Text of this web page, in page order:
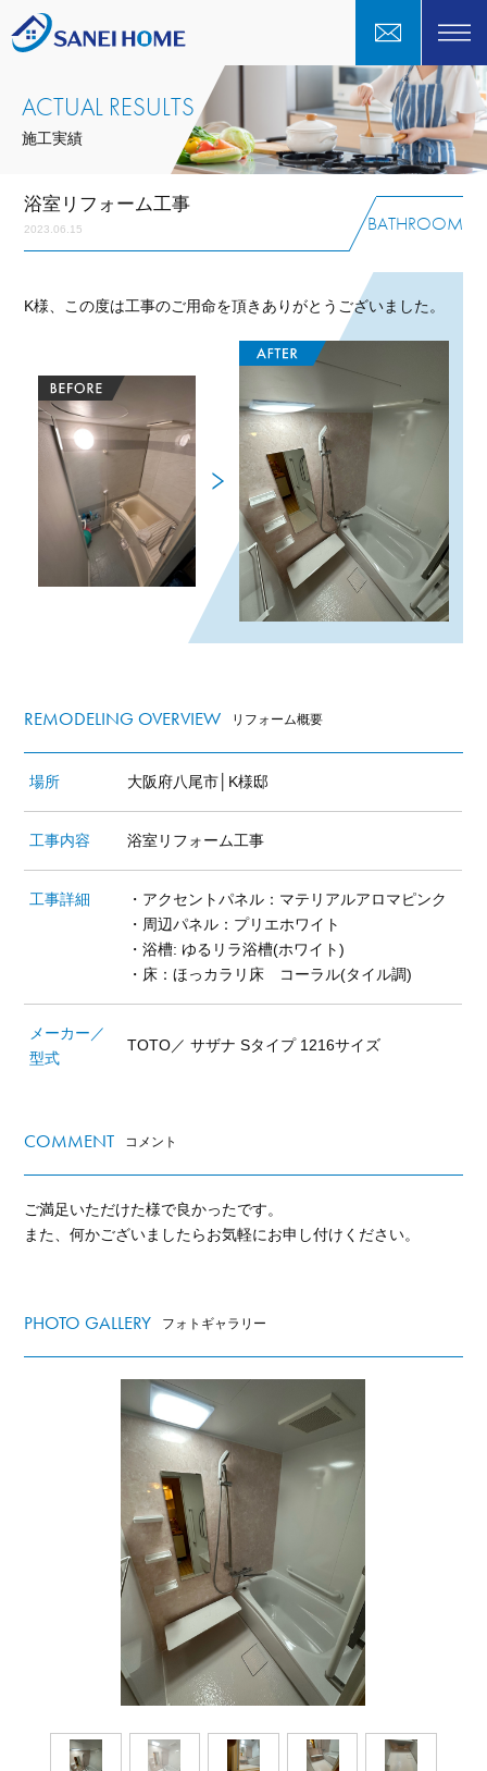
ACTUAL RESULTS
施工実績
BATHROOM
浴室リフォーム工事
2023.06.15
K様、この度は工事のご用命を頂きありがとうございました。
REMODELING OVERVIEW リフォーム概要
場所 大阪府八尾市│K様邸
工事内容 浴室リフォーム工事
工事詳細
・アクセントパネル：マテリアルアロマピンク
・周辺パネル：プリエホワイト
・浴槽: ゆるリラ浴槽(ホワイト)
・床：ほっカラリ床 コーラル(タイル調)
メーカー／
型式
TOTO／ サザナ Sタイプ 1216サイズ
COMMENT コメント
ご満足いただけた様で良かったです。
また、何かございましたらお気軽にお申し付けください。
PHOTO GALLERY フォトギャラリー